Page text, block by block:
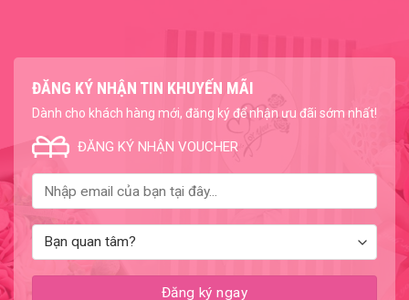
ĐĂNG KÝ NHẬN TIN KHUYẾN MÃI
Dành cho khách hàng mới, đăng ký để nhận ưu đãi sớm nhất!
ĐĂNG KÝ NHẬN VOUCHER